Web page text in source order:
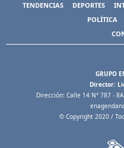
TENDENCIAS DEPORTES
POLÍTICA
GRUPO
Director:
Dirección: Calle 14 N° 787 -
© Copyright 2020 /